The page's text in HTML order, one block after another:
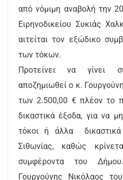
από νόμιμη αναβολή την
Ειρηνοδικείου Συκιάς
αιτείται τον εξώδικο
των τόκων.
Προτείνει να γίνει
αποζημιωθεί ο κ.
των 2.500,00 € πλέον το
δικαστικά έξοδα, για να
τόκοι ή άλλα
Σιθωνίας, καθώς
συμφέροντα του
Γουργούνης Νικόλαος